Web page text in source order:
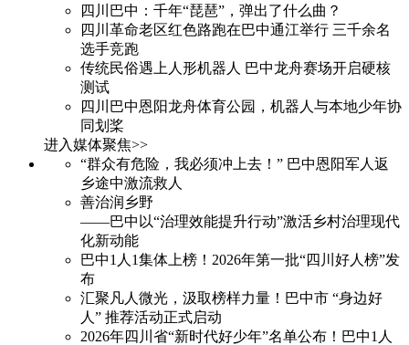
四川巴中：千年“琵琶”，弹出了什么曲？
四川革命老区红色路跑在巴中通江举行 三千余名
选手竞跑
传统民俗遇上人形机器人 巴中龙舟赛场开启硬核
测试
四川巴中恩阳龙舟体育公园，机器人与本地少年协
同划桨
进入媒体聚焦>>
“群众有危险，我必须冲上去！” 巴中恩阳军人返
乡途中激流救人
善治润乡野
——巴中以“治理效能提升行动”激活乡村治理现代
化新动能
巴中1人1集体上榜！2026年第一批“四川好人榜”发
布
汇聚凡人微光，汲取榜样力量！巴中市 “身边好
人” 推荐活动正式启动
2026年四川省“新时代好少年”名单公布！巴中1人